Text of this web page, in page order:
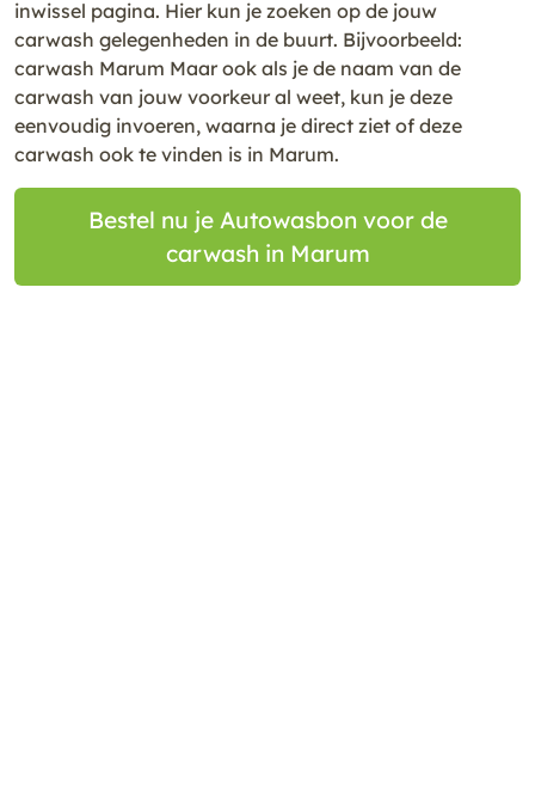
inwissel pagina. Hier kun je zoeken op de jouw
carwash gelegenheden in de buurt. Bijvoorbeeld:
carwash Marum Maar ook als je de naam van de
carwash van jouw voorkeur al weet, kun je deze
eenvoudig invoeren, waarna je direct ziet of deze
carwash ook te vinden is in Marum.
Bestel nu je Autowasbon voor de
carwash in Marum